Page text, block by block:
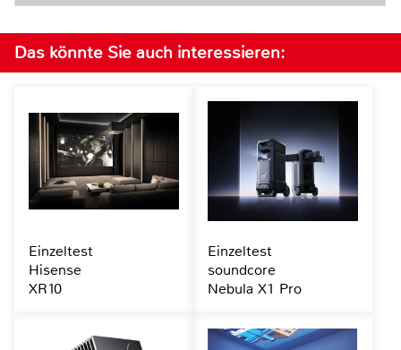
Das könnte Sie auch interessieren:
Einzeltest
Hisense
XR10
Einzeltest
soundcore
Nebula X1 Pro